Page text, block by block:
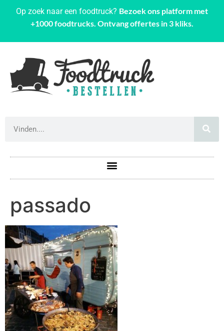
Op zoek naar een foodtruck? Bezoek ons platform met
+1000 foodtrucks. Ontvang offertes in 3 kliks.
passado